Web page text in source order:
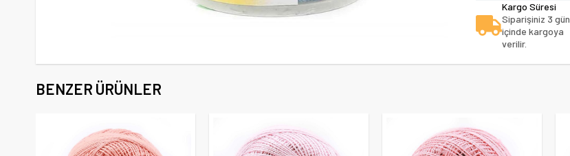
Kargo Süresi
Siparişiniz 3 gün
içinde kargoya
verilir.
BENZER ÜRÜNLER